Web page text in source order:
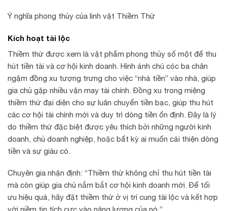
Ý nghĩa phong thủy của linh vật Thiềm Thừ
Kích hoạt tài lộc
Thiềm thừ được xem là vật phẩm phong thủy số một để thu
hút tiền tài và cơ hội kinh doanh. Hình ảnh chú cóc ba chân
ngậm đồng xu tượng trưng cho việc “nhả tiền” vào nhà, giúp
gia chủ gặp nhiều vận may tài chính. Đồng xu trong miệng
thiềm thừ đại diện cho sự luân chuyển tiền bạc, giúp thu hút
các cơ hội tài chính mới và duy trì dòng tiền ổn định. Đây là lý
do thiềm thừ đặc biệt được yêu thích bởi những người kinh
doanh, chủ doanh nghiệp, hoặc bất kỳ ai muốn cải thiện dòng
tiền và sự giàu có.
Chuyên gia nhận định: “Thiềm thừ không chỉ thu hút tiền tài
mà còn giúp gia chủ nắm bắt cơ hội kinh doanh mới. Để tối
ưu hiệu quả, hãy đặt thiềm thừ ở vị trí cung tài lộc và kết hợp